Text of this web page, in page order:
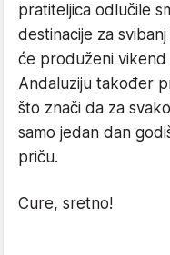
pratiteljica odlučile
destinacije za
će produženi vikend
Andaluziju također
što znači da za
samo jedan dan
priču.
Cure, sretno!